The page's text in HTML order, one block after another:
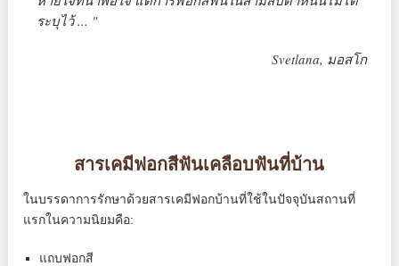
ระบุไว้ ... "
Svetlana, มอสโก
สารเคมีฟอกสีฟันเคลือบฟันที่บ้าน
ในบรรดาการรักษาด้วยสารเคมีฟอกบ้านที่ใช้ในปัจจุบันสถานที่
แรกในความนิยมคือ:
แถบฟอกสี